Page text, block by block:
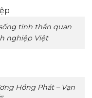
tinh thần quan
nghiệp Việt
Hồng Phát – Vạn